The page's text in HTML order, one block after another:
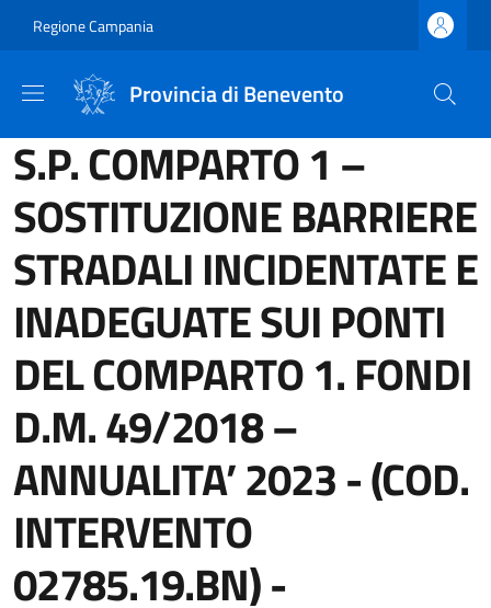
Regione Campania
Provincia di Benevento
S.P. COMPARTO 1 –
SOSTITUZIONE BARRIERE
STRADALI INCIDENTATE E
INADEGUATE SUI PONTI
DEL COMPARTO 1. FONDI
D.M. 49/2018 –
ANNUALITA’ 2023 - (COD.
INTERVENTO
02785.19.BN) -